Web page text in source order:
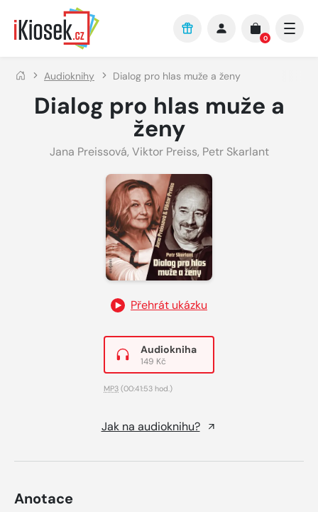
Přejít na hlavní obsah
0
Audioknihy Dialog pro hlas muže a ženy
Dialog pro hlas muže a
ženy
Jana Preissová, Viktor Preiss, Petr Skarlant
Přehrát ukázku
Audiokniha
149 Kč
MP3 (00:41:53 hod.)
Jak na audioknihu?
Anotace